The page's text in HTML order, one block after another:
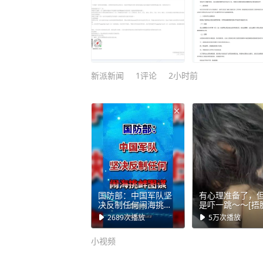
新派新闻 1评论 2小时前
国防部：中国军队坚
决反制任何闹海挑衅
图谋！8月7日下午，
国防部新闻发言人陈
题发布消息
2689次播放
有心理准备了，
是吓一跳～～[捂
5万次播放
小视频